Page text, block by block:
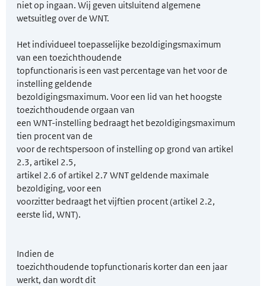
niet op ingaan. Wij geven uitsluitend algemene
wetsuitleg over de WNT.
Het individueel toepasselijke bezoldigingsmaximum
van een toezichthoudende
topfunctionaris is een vast percentage van het voor de
instelling geldende
bezoldigingsmaximum. Voor een lid van het hoogste
toezichthoudende orgaan van
een WNT-instelling bedraagt het bezoldigingsmaximum
tien procent van de
voor de rechtspersoon of instelling op grond van artikel
2.3, artikel 2.5,
artikel 2.6 of artikel 2.7 WNT geldende maximale
bezoldiging, voor een
voorzitter bedraagt het vijftien procent (artikel 2.2,
eerste lid, WNT).
Indien de
toezichthoudende topfunctionaris korter dan een jaar
werkt, dan wordt dit